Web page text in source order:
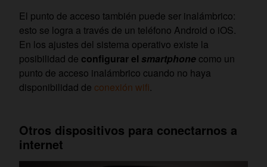
El punto de acceso también puede ser inalámbrico:
esto se logra a través de un teléfono Android o iOS.
En los ajustes del sistema operativo existe la
posibilidad de configurar el smartphone como un
punto de acceso inalámbrico cuando no haya
disponibilidad de conexión wifi.
Otros dispositivos para conectarnos a
internet